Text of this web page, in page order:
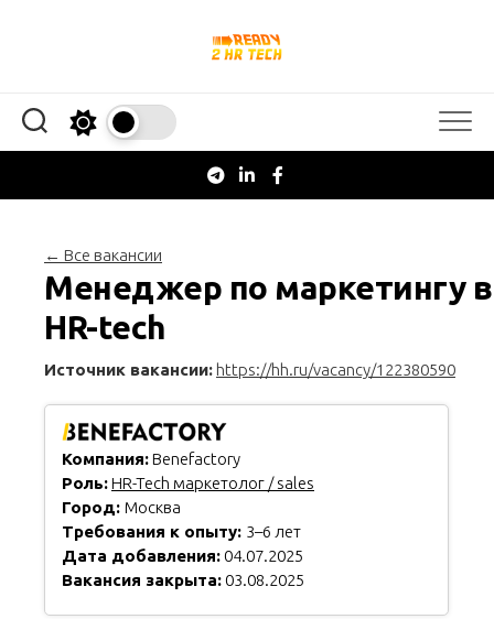
← Все вакансии
Менеджер по маркетингу в
HR-tech
Источник вакансии: https://hh.ru/vacancy/122380590
Компания:Benefactory
Роль:HR-Tech маркетолог / sales
Город: Москва
Требования к опыту: 3–6 лет
Дата добавления: 04.07.2025
Вакансия закрыта: 03.08.2025